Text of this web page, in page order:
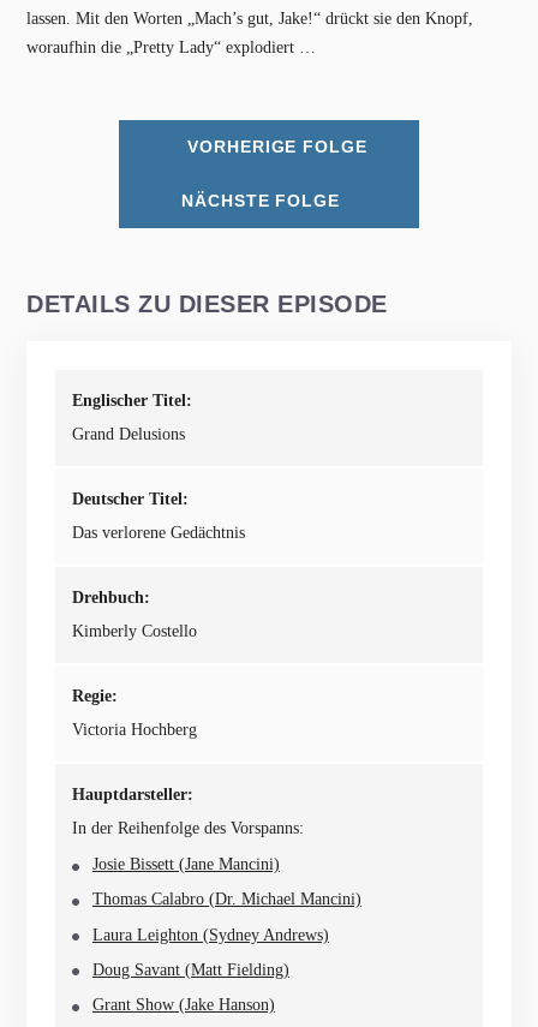
lassen. Mit den Worten „Mach’s gut, Jake!“ drückt sie den Knopf,
woraufhin die „Pretty Lady“ explodiert …
VORHERIGE FOLGE
NÄCHSTE FOLGE
DETAILS ZU DIESER EPISODE
Englischer Titel:
Grand Delusions
Deutscher Titel:
Das verlorene Gedächtnis
Drehbuch:
Kimberly Costello
Regie:
Victoria Hochberg
Hauptdarsteller:
In der Reihenfolge des Vorspanns:
Josie Bissett (Jane Mancini)
Thomas Calabro (Dr. Michael Mancini)
Laura Leighton (Sydney Andrews)
Doug Savant (Matt Fielding)
Grant Show (Jake Hanson)